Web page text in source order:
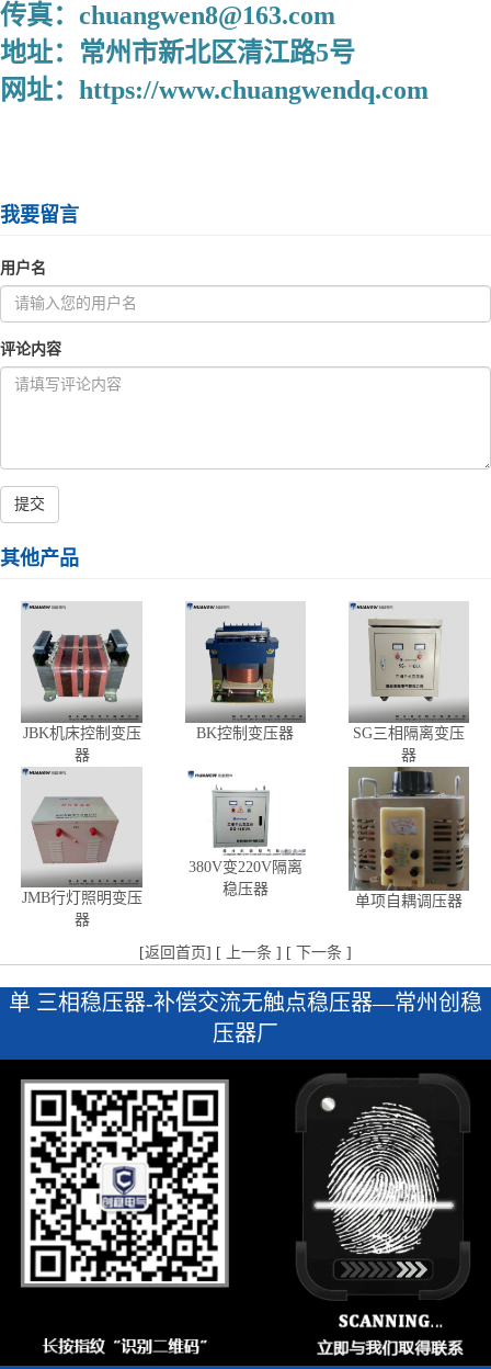
传真：chuangwen8@163.com
地址：常州市新北区清江路5号
网址：https://www.chuangwendq.com
我要留言
用户名
评论内容
提交
其他产品
JBK机床控制变压
器
BK控制变压器
SG三相隔离变压
器
JMB行灯照明变压
器
380V变220V隔离
稳压器
单项自耦调压器
[返回首页] [ 上一条 ] [ 下一条 ]
单 三相稳压器-补偿交流无触点稳压器—常州创稳
压器厂